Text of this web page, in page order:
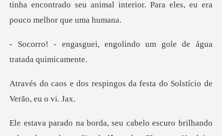
engolindo um gole de á
pingos da festa do Solstí